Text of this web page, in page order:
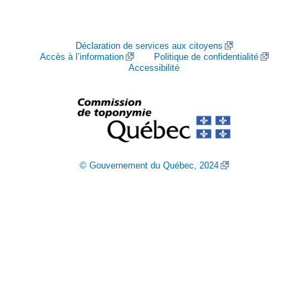
Déclaration de services aux citoyens
Accès à l’information
Politique de confidentialité
Accessibilité
© Gouvernement du Québec, 2024